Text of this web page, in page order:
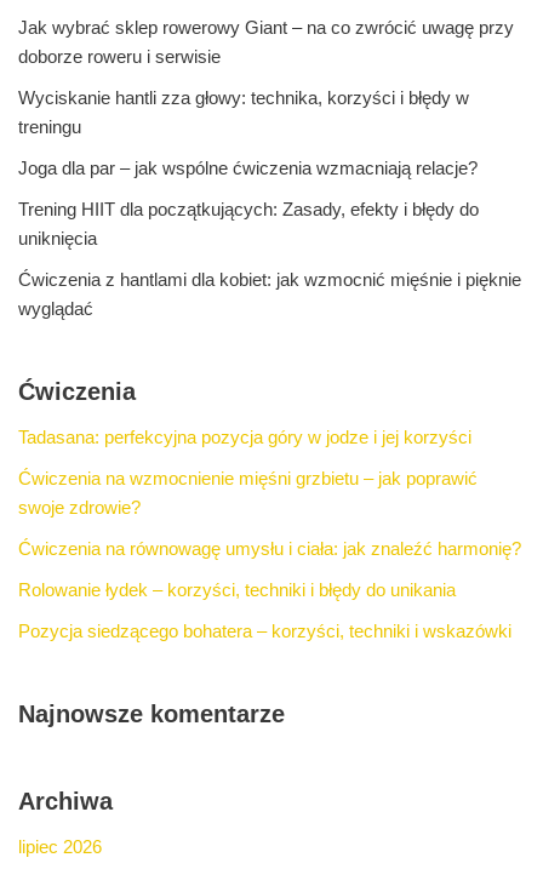
Jak wybrać sklep rowerowy Giant – na co zwrócić uwagę przy
doborze roweru i serwisie
Wyciskanie hantli zza głowy: technika, korzyści i błędy w
treningu
Joga dla par – jak wspólne ćwiczenia wzmacniają relacje?
Trening HIIT dla początkujących: Zasady, efekty i błędy do
uniknięcia
Ćwiczenia z hantlami dla kobiet: jak wzmocnić mięśnie i pięknie
wyglądać
Ćwiczenia
Tadasana: perfekcyjna pozycja góry w jodze i jej korzyści
Ćwiczenia na wzmocnienie mięśni grzbietu – jak poprawić
swoje zdrowie?
Ćwiczenia na równowagę umysłu i ciała: jak znaleźć harmonię?
Rolowanie łydek – korzyści, techniki i błędy do unikania
Pozycja siedzącego bohatera – korzyści, techniki i wskazówki
Najnowsze komentarze
Archiwa
lipiec 2026